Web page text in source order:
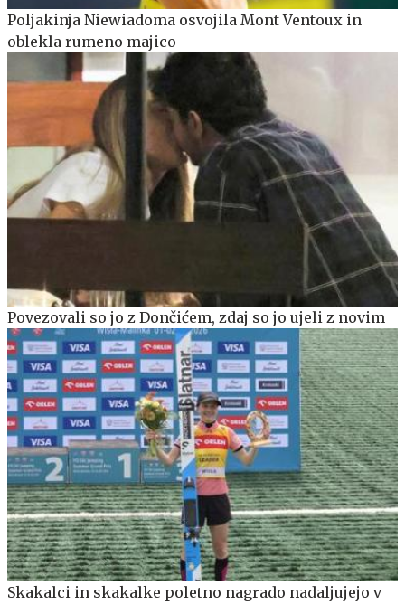
Poljakinja Niewiadoma osvojila Mont Ventoux in
oblekla rumeno majico
Povezovali so jo z Dončićem, zdaj so jo ujeli z novim
Skakalci in skakalke poletno nagrado nadaljujejo v